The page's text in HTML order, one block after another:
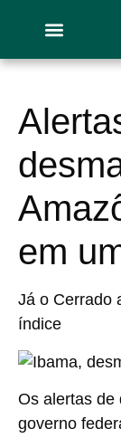
em
Já o Cerrado
índice
Os alertas de
governo